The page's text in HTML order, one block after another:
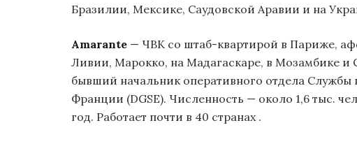
Бразилии, Мексике, Саудовской Аравии и на
Amarante — ЧВК со штаб-квартирой в Париже,
Ливии, Марокко, на Мадагаскаре, в Мозамбике и
бывший начальник оперативного отдела
Франции (DGSE). Численность — около 1,6 тыс.
год. Работает почти в 40 странах .